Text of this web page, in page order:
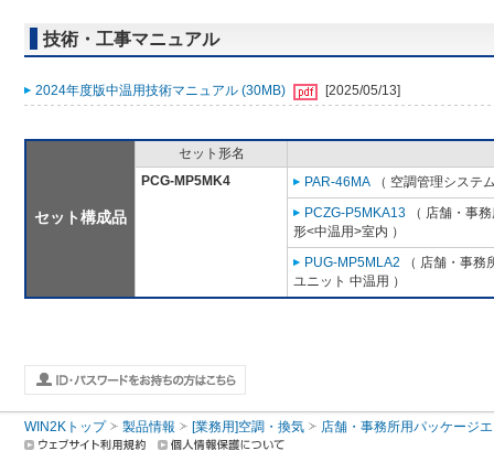
技術・工事マニュアル
2024年度版中温用技術マニュアル (30MB) [2025/05/13]
セット構成品
セット形名
PCG-MP5MK4
PAR-46MA （ 空調管理システ
PCZG-P5MKA13 （ 店舗・事
形<中温用>室内 ）
PUG-MP5MLA2 （ 店舗・事務
ユニット 中温用 ）
WIN2Kトップ 製品情報 [業務用]空調・換気 店舗・事務所用パッケージ